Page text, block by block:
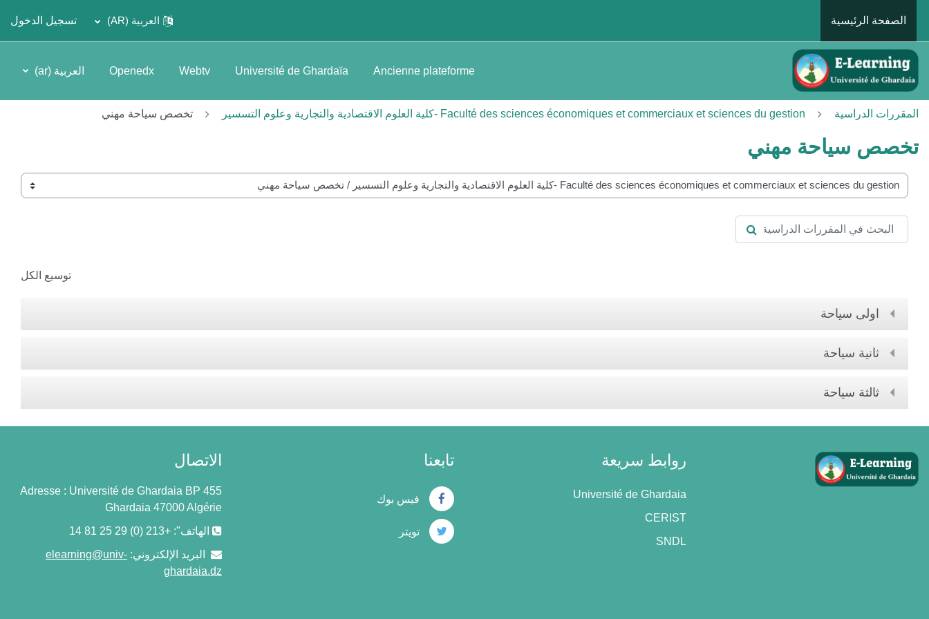
الصفحة الرئيسية
العربية ‎(AR)‎ تسجيل الدخول
Ancienne plateforme
Université de Ghardaïa
Webtv
Openedx العربية ‎(ar)‎
المقررات الدراسية Faculté des sciences économiques et commerciaux et sciences du gestion -كلية العلوم الاقتصادية والتجارية وعلوم التسسير تخصص سياحة مهني
تخصص سياحة مهني
المقررات
البحث في المقررات الدراسية
البحث في المقررات الدراسية
توسيع الكل
اولى سياحة
ثانية سياحة
ثالثة سياحة
روابط سريعة
Université de Ghardaia
CERIST
SNDL
تابعنا
فيس بوك
تويتر
الاتصال
Adresse : Université de Ghardaia BP 455
Ghardaia 47000 Algérie
الهاتف": +213 (0) 29 25 81 14
البريد الإلكتروني: elearning@univ-
ghardaia.dz